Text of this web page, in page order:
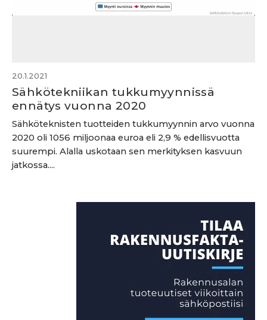
20.1.2021
Sähkötekniikan tukkumyynnissä
ennätys vuonna 2020
Sähköteknisten tuotteiden tukkumyynnin arvo vuonna
2020 oli 1056 miljoonaa euroa eli 2,9 % edellisvuotta
suurempi. Alalla uskotaan sen merkityksen kasvuun
jatkossa....